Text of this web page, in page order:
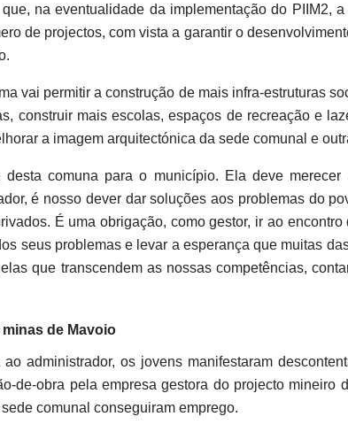
na eventualidade da implementação do PIIM2,
de projectos, com vista a garantir o
vai permitir a construção de mais infra-estruturas
construir mais escolas, espaços de recreação e
a imagem arquitectónica da sede comunal e
desta comuna para o município. Ela deve
é nosso dever dar soluções aos problemas do
É uma obrigação, como gestor, ir ao
seus problemas e levar a esperança que muitas
que transcendem as nossas competências,
de Mavoio
administrador, os jovens manifestaram
de-obra pela empresa gestora do projecto mineiro
comunal conseguiram emprego.